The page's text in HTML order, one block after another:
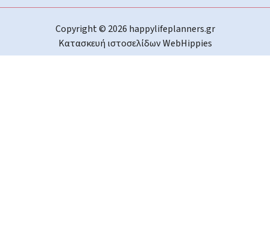
Copyright © 2026 happylifeplanners.gr
Κατασκευή ιστοσελίδωνWebHippies